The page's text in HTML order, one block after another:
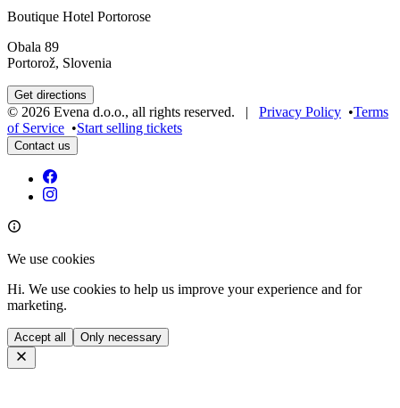
Boutique Hotel Portorose
Obala 89
Portorož, Slovenia
Get directions
© 2026 Evena d.o.o., all rights reserved. | Privacy Policy •Terms
of Service •Start selling tickets
Contact us
We use cookies
Hi. We use cookies to help us improve your experience and for
marketing.
Accept all Only necessary